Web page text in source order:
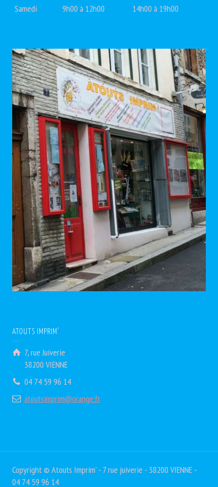
Samedi
9h00 à 12h00 14h00 à 19h00
ATOUTS IMPRIM’
7, rue Juiverie
38200 VIENNE
04 74 59 96 14
atoutsimprim@orange.fr
Copyright © Atouts Imprim' - 7 rue juiverie - 38200 VIENNE -
04 74 59 96 14